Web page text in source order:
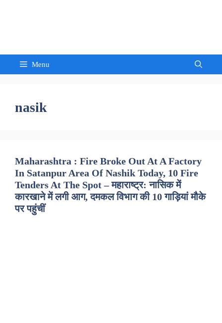
Menu
nasik
Maharashtra : Fire Broke Out At A Factory
In Satanpur Area Of Nashik Today, 10 Fire
Tenders At The Spot – महाराष्ट्र: नासिक में
कारखाने में लगी आग, दमकल विभाग की 10 गाड़ियां मौके
पर पहुंचीं